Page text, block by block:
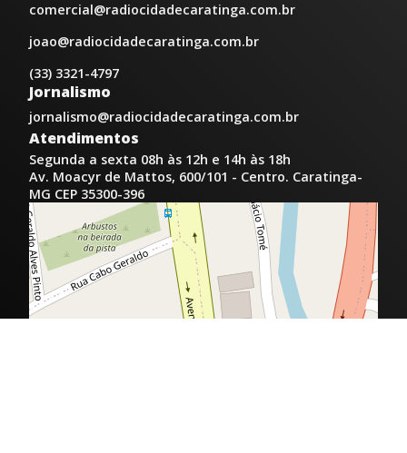
comercial@radiocidadecaratinga.com.br
joao@radiocidadecaratinga.com.br
(33) 3321-4797
Jornalismo
jornalismo@radiocidadecaratinga.com.br
Atendimentos
Segunda a sexta 08h às 12h e 14h às 18h
Av. Moacyr de Mattos, 600/101 - Centro. Caratinga-
MG CEP 35300-396